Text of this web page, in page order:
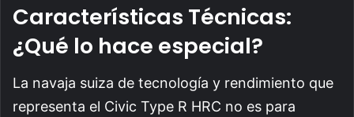
Características Técnicas:
¿Qué lo hace especial?
La navaja suiza de tecnología y rendimiento que
representa el Civic Type R HRC no es para